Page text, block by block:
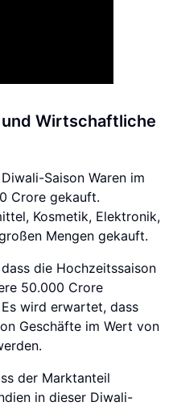
Wirtschaftliche
Saison Waren im
Crore gekauft.
Kosmetik, Elektronik,
Mengen gekauft.
die Hochzeitssaison
50.000 Crore
wird erwartet, dass
Geschäfte im Wert von
der Marktanteil
in dieser Diwali-